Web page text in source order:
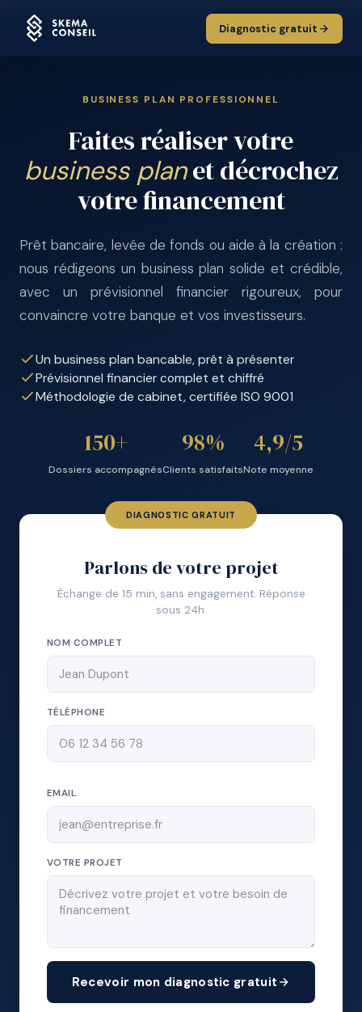
Diagnostic gratuit
BUSINESS PLAN PROFESSIONNEL
Faites réaliser votre
business planet décrochez
votre financement
Prêt bancaire, levée de fonds ou aide à la création :
nous rédigeons un business plan solide et crédible,
avec un prévisionnel financier rigoureux, pour
convaincre votre banque et vos investisseurs.
Un business plan bancable, prêt à présenter
Prévisionnel financier complet et chiffré
Méthodologie de cabinet, certifiée ISO 9001
150+
Dossiers accompagnés
98%
Clients satisfaits
4,9/5
Note moyenne
DIAGNOSTIC GRATUIT
Parlons de votre projet
Échange de 15 min, sans engagement. Réponse
sous 24h.
NOM COMPLET
TÉLÉPHONE
EMAIL
VOTRE PROJET
Recevoir mon diagnostic gratuit